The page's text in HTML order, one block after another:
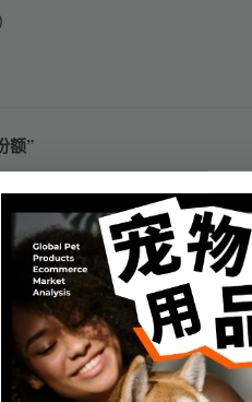
额”
电动/自动猫砂盒部分在 2020 年
制的高产品需求。
销售的缺点”
械部件的问题而不能很好地工
也不适合所有猫。有些猫可能